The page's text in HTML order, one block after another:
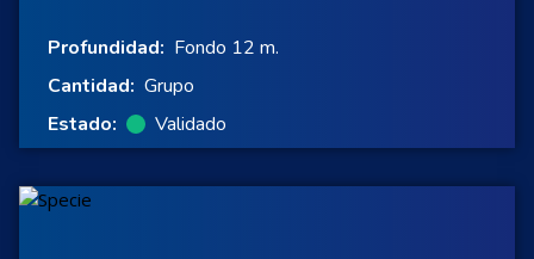
Profundidad: Fondo 12 m.
Cantidad: Grupo
Estado:
Validado